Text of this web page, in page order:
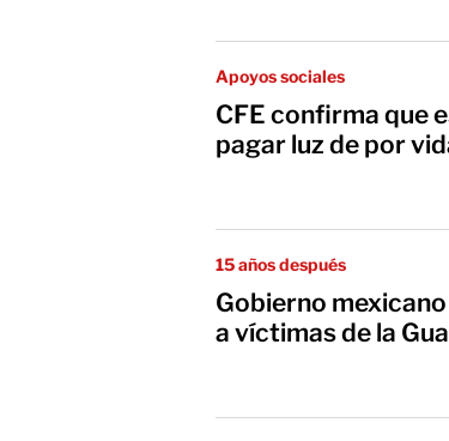
Apoyos sociales
CFE confirma que
pagar luz de por
15 años después
Gobierno
a víctimas de la